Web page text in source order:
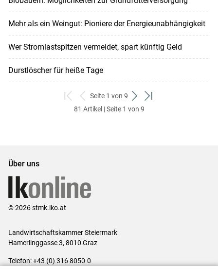
Mehr als ein Weingut: Pioniere der Energieunabhängigkeit
Wer Stromlastspitzen vermeidet, spart künftig Geld
Durstlöscher für heiße Tage
zum
ersten
zurück
zum
Seite 1 von 9
weiter
zum
zum
81 Artikel | Seite 1 von 9
Über uns
© 2026 stmk.lko.at
Landwirtschaftskammer Steiermark
Hamerlinggasse 3, 8010 Graz
Telefon: +43 (0) 316 8050-0